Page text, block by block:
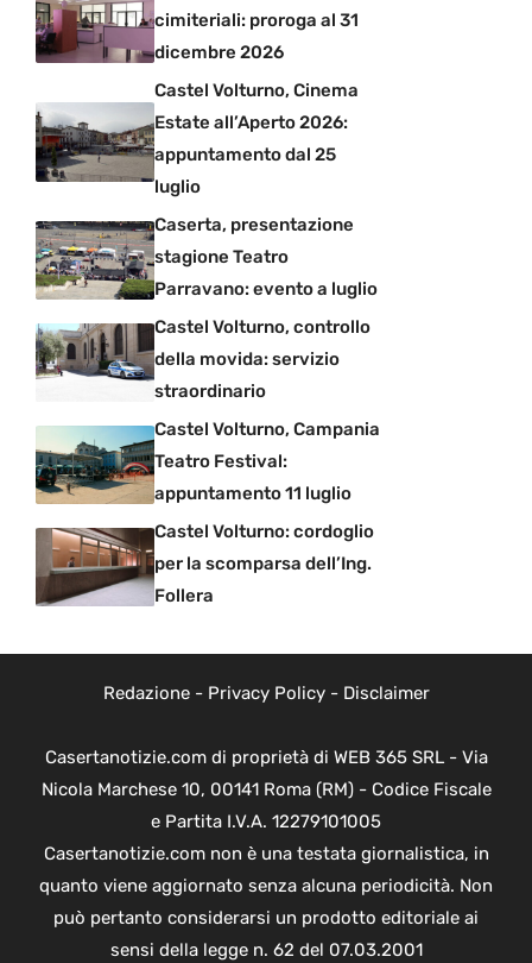
cimiteriali: proroga al 31
dicembre 2026
Castel Volturno, Cinema
Estate all’Aperto 2026:
appuntamento dal 25
luglio
Caserta, presentazione
stagione Teatro
Parravano: evento a luglio
Castel Volturno, controllo
della movida: servizio
straordinario
Castel Volturno, Campania
Teatro Festival:
appuntamento 11 luglio
Castel Volturno: cordoglio
per la scomparsa dell’Ing.
Follera
Redazione- Privacy Policy- Disclaimer
Casertanotizie.com di proprietà di WEB 365 SRL - Via
Nicola Marchese 10, 00141 Roma (RM) - Codice Fiscale
e Partita I.V.A. 12279101005
Casertanotizie.com non è una testata giornalistica, in
quanto viene aggiornato senza alcuna periodicità. Non
può pertanto considerarsi un prodotto editoriale ai
sensi della legge n. 62 del 07.03.2001